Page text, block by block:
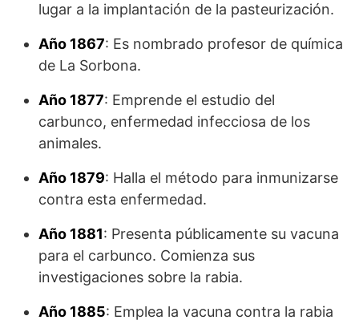
lugar a la implantación de la pasteurización.
Año 1867: Es nombrado profesor de química
de La Sorbona.
Año 1877: Emprende el estudio del
carbunco, enfermedad infecciosa de los
animales.
Año 1879: Halla el método para inmunizarse
contra esta enfermedad.
Año 1881: Presenta públicamente su vacuna
para el carbunco. Comienza sus
investigaciones sobre la rabia.
Año 1885: Emplea la vacuna contra la rabia